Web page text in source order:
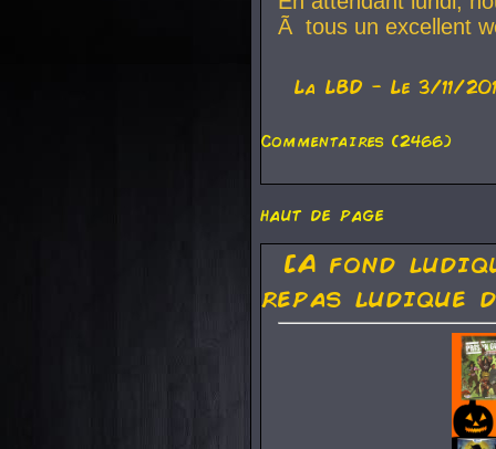
Ã tous un excellent
La LBD - Le 3/11/
Commentaires (2466)
haut de page
[A fond
repas ludique